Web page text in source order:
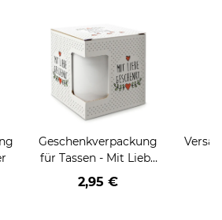
Geschenkverpackung
für Tassen - Mit Liebe
geschenkt
2,95 €